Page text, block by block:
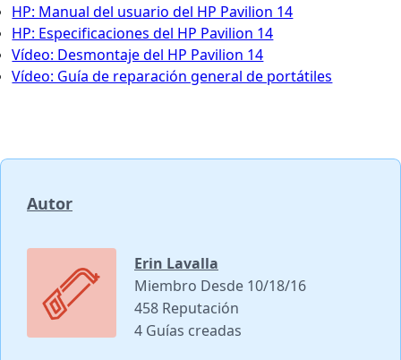
HP: Manual del usuario del HP Pavilion 14
HP: Especificaciones del HP Pavilion 14
Vídeo: Desmontaje del HP Pavilion 14
Vídeo: Guía de reparación general de portátiles
Autor
Erin Lavalla
Miembro Desde 10/18/16
458 Reputación
4 Guías creadas